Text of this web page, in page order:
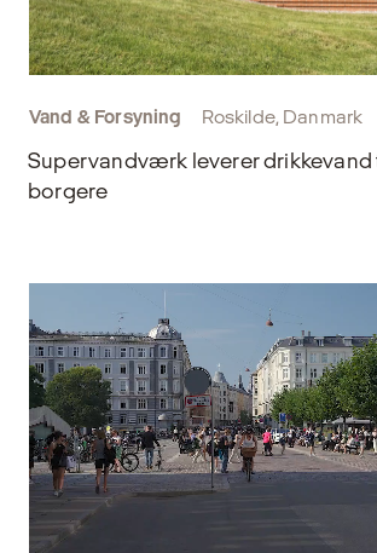
Vand & Forsyning Roskilde, Danmark
Supervandværk leverer drikkevand
borgere